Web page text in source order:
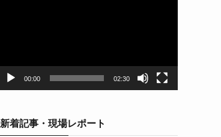
00:00 02:30
新着記事・現場レポート